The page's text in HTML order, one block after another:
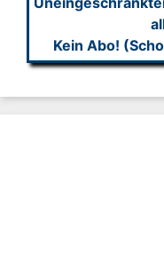
Kein Abo!